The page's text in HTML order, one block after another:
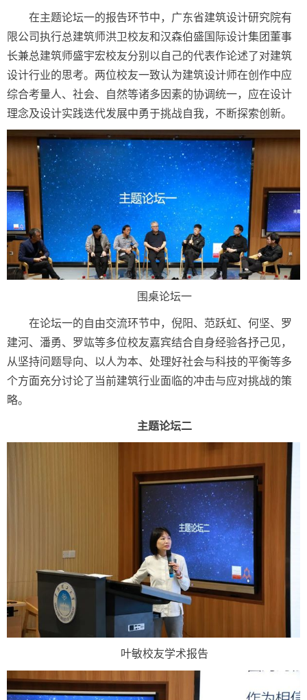
在主题论坛一的报告环节中，广东省建筑设计研究院有
限公司执行总建筑师洪卫校友和汉森伯盛国际设计集团董事
长兼总建筑师盛宇宏校友分别以自己的代表作论述了对建筑
设计行业的思考。两位校友一致认为建筑设计师在创作中应
综合考量人、社会、自然等诸多因素的协调统一，应在设计
理念及设计实践迭代发展中勇于挑战自我，不断探索创新。
围桌论坛一
在论坛一的自由交流环节中，倪阳、范跃虹、何坚、罗
建河、潘勇、罗竑等多位校友嘉宾结合自身经验各抒己见，
从坚持问题导向、以人为本、处理好社会与科技的平衡等多
个方面充分讨论了当前建筑行业面临的冲击与应对挑战的策
略。
主题论坛二
叶敏校友学术报告